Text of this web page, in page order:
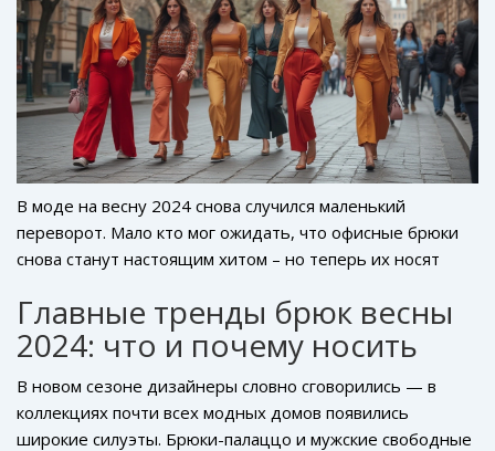
В моде на весну 2024 снова случился маленький
переворот. Мало кто мог ожидать, что офисные брюки
снова станут настоящим хитом – но теперь их носят
Всё перемешалось: классика сталкивается со спортом,
женственность уживается с дерзостью. Сейчас самое
время расставить точки: какие брюки действительно
будут модными в новом сезоне и к чему готовиться
прямо сейчас, пока весна только маячит на горизонте?
Главные тренды брюк весны
2024: что и почему носить
В новом сезоне дизайнеры словно сговорились — в
коллекциях почти всех модных домов появились
широкие силуэты. Брюки-палаццо и мужские свободные